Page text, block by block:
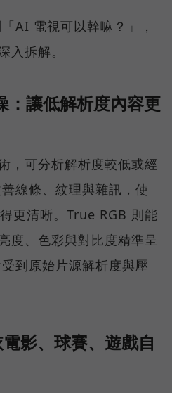
AI 電視可以幹嘛？」，
入拆解。
：讓低解析度內容更
，可分析解析度較低或經
線條、紋理與雜訊，使
更清晰。True RGB 則能
度、色彩與對比度精準呈
到原始片源解析度與壓
影、球賽、遊戲自